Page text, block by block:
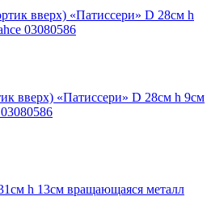
вверх) «Патиссери» D 28см h 9см
03080586